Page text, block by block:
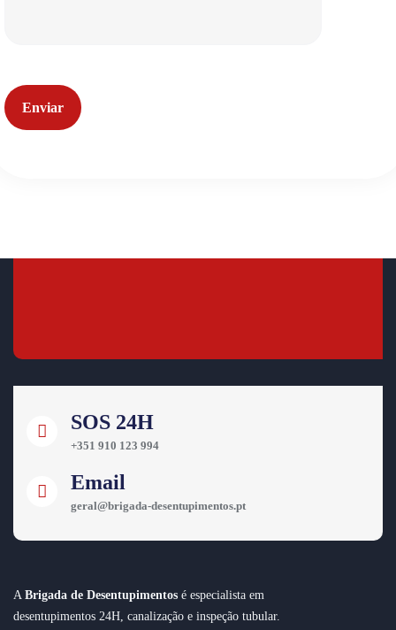
SOS 24H
+351 910 123 994
Email
geral@brigada-desentupimentos.pt
A Brigada de Desentupimentos é especialista em
desentupimentos 24H, canalização e inspeção tubular.